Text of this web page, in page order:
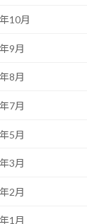
10月
9月
8月
7月
5月
3月
2月
1月